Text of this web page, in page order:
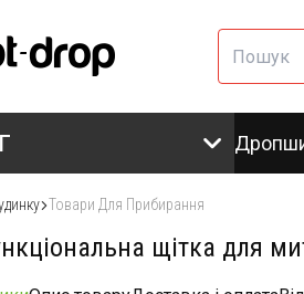
Товари Для Прибирання
щітка для